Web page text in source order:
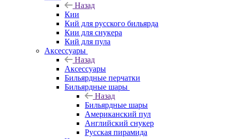
Назад
Кии
Кий для русского бильярда
Кии для снукера
Кий для пула
Аксессуары
Назад
Аксессуары
Бильярдные перчатки
Бильярдные шары
Назад
Бильярдные шары
Американский пул
Английский снукер
Русская пирамида